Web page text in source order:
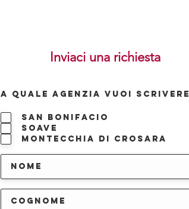
Inviaci una richiesta
A QUALE AGENZIA VUOI SCRIVERE
San Bonifacio
Soave
Montecchia di Crosara